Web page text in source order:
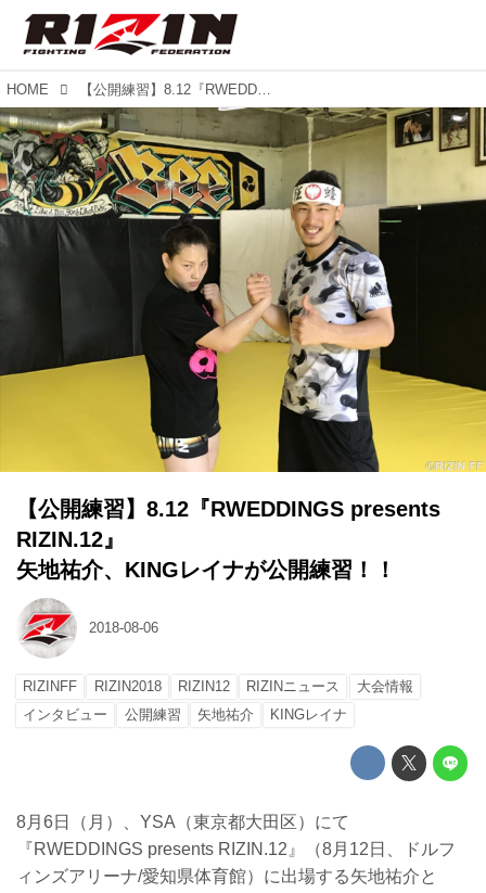
HOME 【公開練習】8.12『RWEDDINGS presents RIZIN.12』 矢地祐介、KINGレイナが公開練習！！
【公開練習】8.12『RWEDDINGS presents
RIZIN.12』
矢地祐介、KINGレイナが公開練習！！
2018-08-06
RIZINFF RIZIN2018 RIZIN12 RIZINニュース
大会情報
インタビュー
公開練習 矢地祐介 KINGレイナ
8月6日（月）、YSA（東京都大田区）にて
『RWEDDINGS presents RIZIN.12』（8月12日、ドルフ
ィンズアリーナ/愛知県体育館）に出場する矢地祐介と